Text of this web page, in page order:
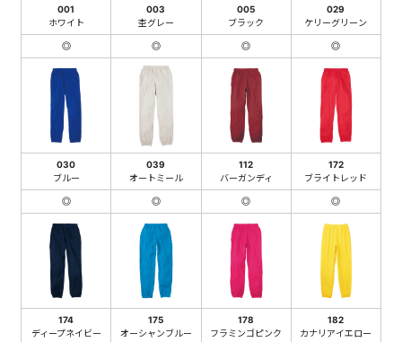
001
ホワイト
◎
003
杢グレー
◎
005
ブラック
◎
029
ケリーグリーン
◎
030
ブルー
◎
039
オートミール
◎
112
バーガンディ
◎
172
ブライトレッド
◎
174
ディープネイビー
175
オーシャンブルー
178
フラミンゴピンク
182
カナリアイエロー